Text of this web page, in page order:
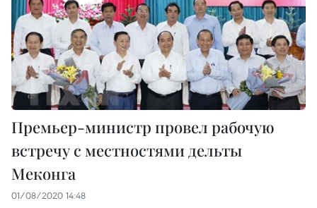
Премьер-министр провел рабочую
встречу с местностями дельты
Меконга
01/08/2020 14:48